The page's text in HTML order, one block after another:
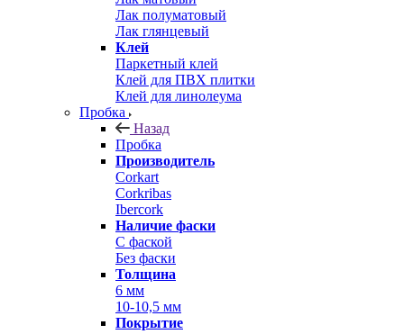
Лак полуматовый
Лак глянцевый
Клей
Паркетный клей
Клей для ПВХ плитки
Клей для линолеума
Пробка
Назад
Пробка
Производитель
Corkart
Corkribas
Ibercork
Наличие фаски
С фаской
Без фаски
Толщина
6 мм
10-10,5 мм
Покрытие